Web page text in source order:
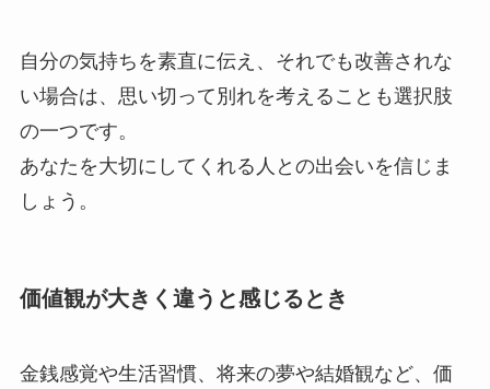
自分の気持ちを素直に伝え、それでも改善されな
い場合は、思い切って別れを考えることも選択肢
の一つです。
あなたを大切にしてくれる人との出会いを信じま
しょう。
価値観が大きく違うと感じるとき
金銭感覚や生活習慣、将来の夢や結婚観など、価